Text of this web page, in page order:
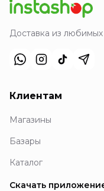
Доставка из любимых
Клиентам
Магазины
Базары
Каталог
Скачать